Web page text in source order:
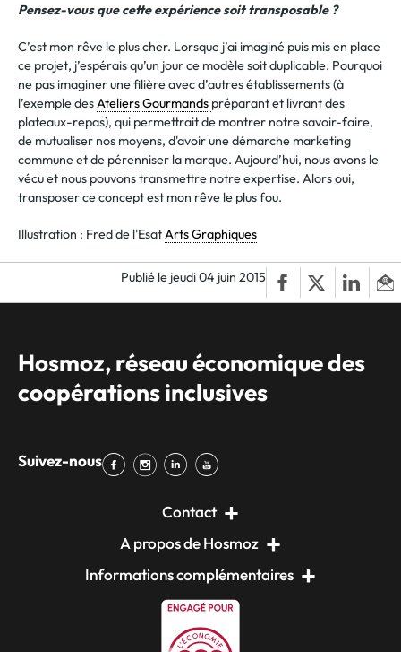
Pensez-vous que cette expérience soit transposable ?
C’est mon rêve le plus cher. Lorsque j’ai imaginé puis mis en place
ce projet, j’espérais qu’un jour ce modèle soit duplicable. Pourquoi
ne pas imaginer une filière avec d’autres établissements (à
l’exemple des Ateliers Gourmands préparant et livrant des
plateaux-repas), qui permettrait de montrer notre savoir-faire,
de mutualiser nos moyens, d'avoir une démarche marketing
commune et de pérenniser la marque. Aujourd’hui, nous avons le
vécu et nous pouvons transmettre notre expertise. Alors oui,
transposer ce concept est mon rêve le plus fou.
Illustration : Fred de l'Esat Arts Graphiques
Publié le jeudi 04 juin 2015
Hosmoz, réseau économique des
coopérations inclusives
Suivez-nous
Contact
A propos de Hosmoz
Informations complémentaires